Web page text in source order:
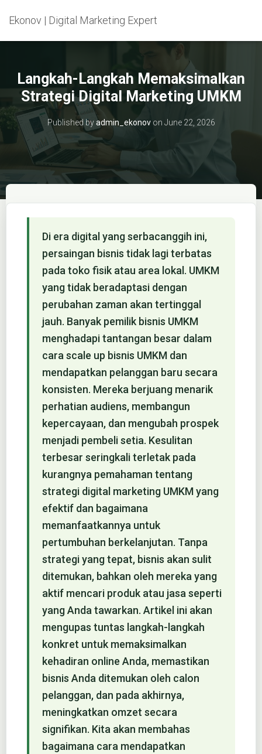
Ekonov | Digital Marketing Expert
Langkah-Langkah Memaksimalkan
Strategi Digital Marketing UMKM
Published byadmin_ekonovon June 22, 2026
Di era digital yang serbacanggih ini,
persaingan bisnis tidak lagi terbatas
pada toko fisik atau area lokal. UMKM
yang tidak beradaptasi dengan
perubahan zaman akan tertinggal
jauh. Banyak pemilik bisnis UMKM
menghadapi tantangan besar dalam
cara scale up bisnis UMKM dan
mendapatkan pelanggan baru secara
konsisten. Mereka berjuang menarik
perhatian audiens, membangun
kepercayaan, dan mengubah prospek
menjadi pembeli setia. Kesulitan
terbesar seringkali terletak pada
kurangnya pemahaman tentang
strategi digital marketing UMKM yang
efektif dan bagaimana
memanfaatkannya untuk
pertumbuhan berkelanjutan. Tanpa
strategi yang tepat, bisnis akan sulit
ditemukan, bahkan oleh mereka yang
aktif mencari produk atau jasa seperti
yang Anda tawarkan. Artikel ini akan
mengupas tuntas langkah-langkah
konkret untuk memaksimalkan
kehadiran online Anda, memastikan
bisnis Anda ditemukan oleh calon
pelanggan, dan pada akhirnya,
meningkatkan omzet secara
signifikan. Kita akan membahas
bagaimana cara mendapatkan